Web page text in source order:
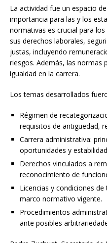
La actividad fue un espacio
importancia para las y los
normativas es crucial para
sus derechos laborales,
justas, incluyendo
riesgos. Además, las normas
igualdad en la carrera.
Los temas desarrollados
Régimen de
requisitos de antigüedad,
Carrera administrativa:
oportunidades y
Derechos vinculados a
reconocimiento de
Licencias y condiciones
marco normativo vigente.
Procedimientos
ante posibles